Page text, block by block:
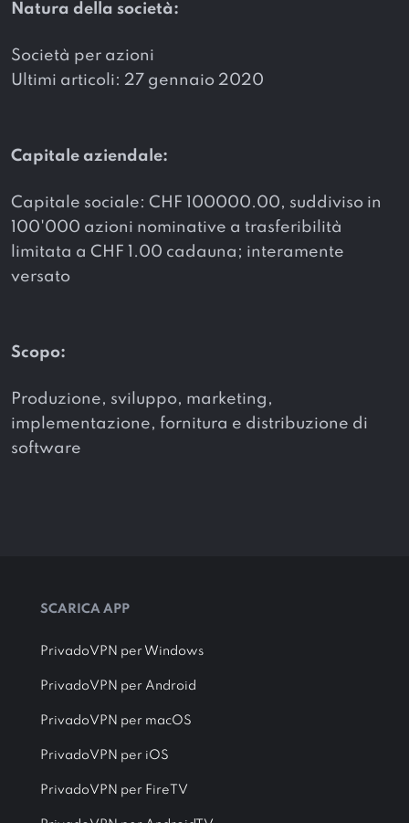
Natura della società:
Società per azioni
Ultimi articoli: 27 gennaio 2020
Capitale aziendale:
Capitale sociale: CHF 100000.00, suddiviso in
100'000 azioni nominative a trasferibilità
limitata a CHF 1.00 cadauna; interamente
versato
Scopo:
Produzione, sviluppo, marketing,
implementazione, fornitura e distribuzione di
software
SCARICA APP
PrivadoVPN per Windows
PrivadoVPN per Android
PrivadoVPN per macOS
PrivadoVPN per iOS
PrivadoVPN per FireTV